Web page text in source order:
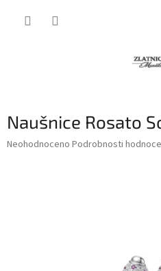
Naušnice Rosato
Průměrné
Neohodnoceno Podrobnosti